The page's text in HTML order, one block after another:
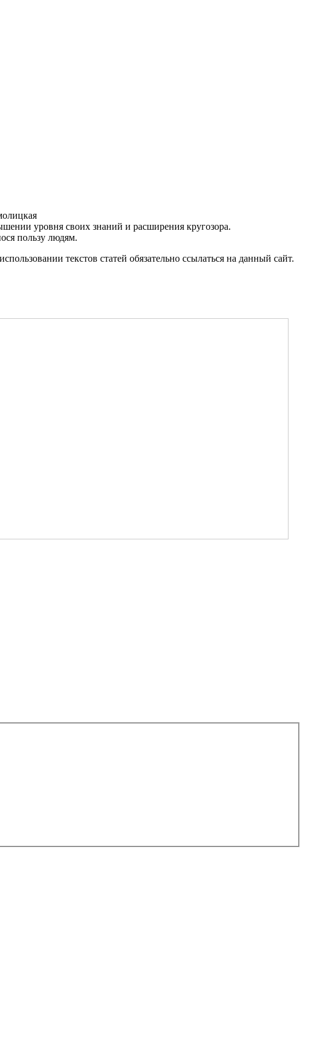
уровня своих знаний и расширения кругозора.
пользу людям.
текстов статей обязательно ссылаться на данный сайт.